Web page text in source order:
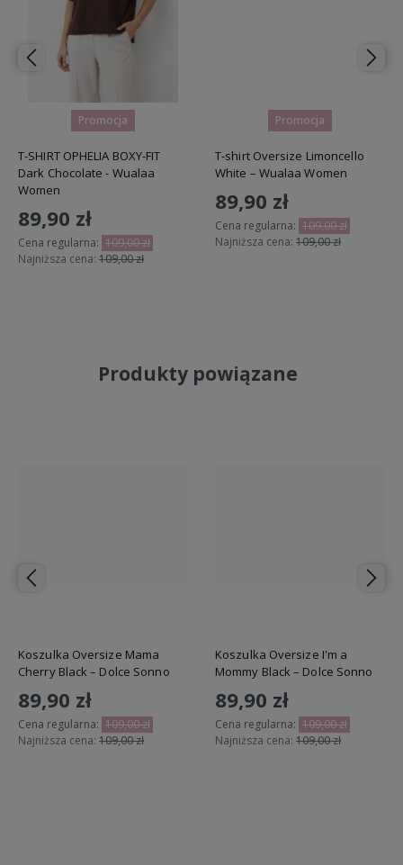
Promocja
T-SHIRT OPHELIA BOXY-FIT
Dark Chocolate - Wualaa
Women
89,90 zł
Cena regularna: 109,00 zł
Najniższa cena: 109,00 zł
Promocja
T-shirt Oversize Limoncello
White – Wualaa Women
89,90 zł
Cena regularna: 109,00 zł
Najniższa cena: 109,00 zł
Produkty powiązane
Koszulka Oversize Mama
Cherry Black – Dolce Sonno
89,90 zł
Cena regularna: 109,00 zł
Najniższa cena: 109,00 zł
Koszulka Oversize I'm a
Mommy Black – Dolce Sonno
89,90 zł
Cena regularna: 109,00 zł
Najniższa cena: 109,00 zł